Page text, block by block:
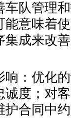
队管理
意味着
成来改
：优化
度；对
合同中